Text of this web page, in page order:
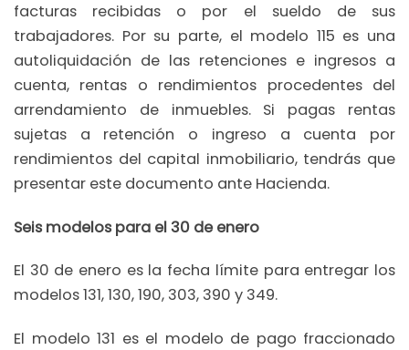
facturas recibidas o por el sueldo de sus
trabajadores. Por su parte, el modelo 115 es una
autoliquidación de las retenciones e ingresos a
cuenta, rentas o rendimientos procedentes del
arrendamiento de inmuebles. Si pagas rentas
sujetas a retención o ingreso a cuenta por
rendimientos del capital inmobiliario, tendrás que
presentar este documento ante Hacienda.
Seis modelos para el 30 de enero
El 30 de enero es la fecha límite para entregar los
modelos 131, 130, 190, 303, 390 y 349.
El modelo 131 es el modelo de pago fraccionado